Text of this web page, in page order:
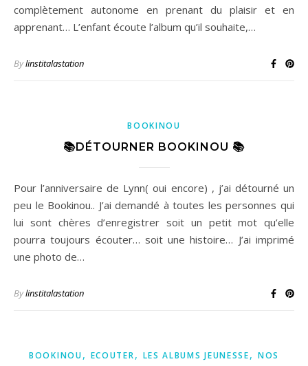
complètement autonome en prenant du plaisir et en
apprenant… L’enfant écoute l’album qu’il souhaite,…
Bylinstitalastation
BOOKINOU
📚DÉTOURNER BOOKINOU 📚
Pour l’anniversaire de Lynn( oui encore) , j’ai détourné un
peu le Bookinou.. J’ai demandé à toutes les personnes qui
lui sont chères d’enregistrer soit un petit mot qu’elle
pourra toujours écouter… soit une histoire… J’ai imprimé
une photo de…
Bylinstitalastation
BOOKINOU, ECOUTER, LES ALBUMS JEUNESSE, NOS